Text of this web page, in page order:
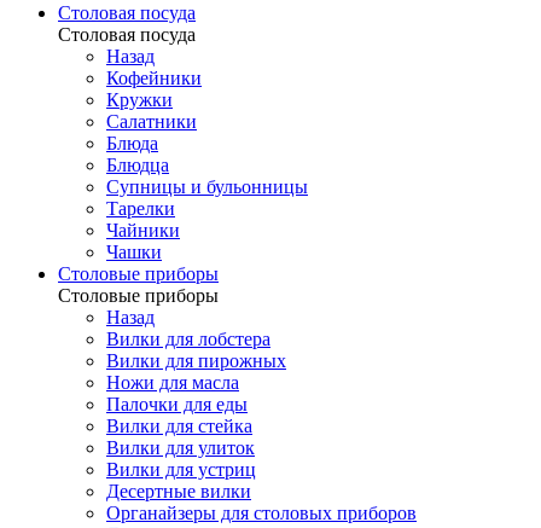
Столовая посуда
Столовая посуда
Назад
Кофейники
Кружки
Салатники
Блюда
Блюдца
Супницы и бульонницы
Тарелки
Чайники
Чашки
Cтоловые приборы
Cтоловые приборы
Назад
Вилки для лобстера
Вилки для пирожных
Ножи для масла
Палочки для еды
Вилки для стейка
Вилки для улиток
Вилки для устриц
Десертные вилки
Органайзеры для столовых приборов